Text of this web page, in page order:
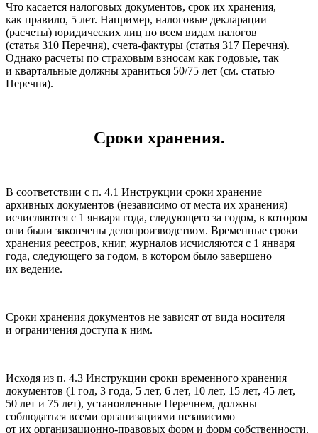
Что касается налоговых документов, срок их хранения,
как правило, 5 лет. Например, налоговые декларации
(расчеты) юридических лиц по всем видам налогов
(статья 310 Перечня), счета-фактуры (статья 317 Перечня).
Однако расчеты по страховым взносам как годовые, так
и квартальные должны храниться 50/75 лет (см. статью
Перечня).
Сроки хранения.
В соответствии с п. 4.1 Инструкции сроки хранение
архивных документов (независимо от места их хранения)
исчисляются с 1 января года, следующего за годом, в котором
они были закончены делопроизводством. Временные сроки
хранения реестров, книг, журналов исчисляются с 1 января
года, следующего за годом, в котором было завершено
их ведение.
Сроки хранения документов не зависят от вида носителя
и ограничения доступа к ним.
Исходя из п. 4.3 Инструкции сроки временного хранения
документов (1 год, 3 года, 5 лет, 6 лет, 10 лет, 15 лет, 45 лет,
50 лет и 75 лет), установленные Перечнем, должны
соблюдаться всеми организациями независимо
от их организационно-правовых форм и форм собственности.